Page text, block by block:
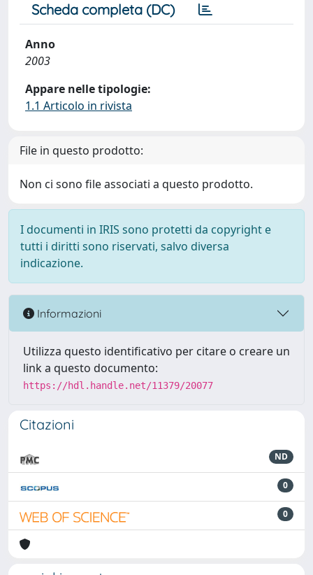
Scheda completa (DC)
Anno
2003
Appare nelle tipologie:
1.1 Articolo in rivista
File in questo prodotto:
Non ci sono file associati a questo prodotto.
I documenti in IRIS sono protetti da copyright e
tutti i diritti sono riservati, salvo diversa
indicazione.
Informazioni
Utilizza questo identificativo per citare o creare un
link a questo documento:
https://hdl.handle.net/11379/20077
Citazioni
ND
0
0